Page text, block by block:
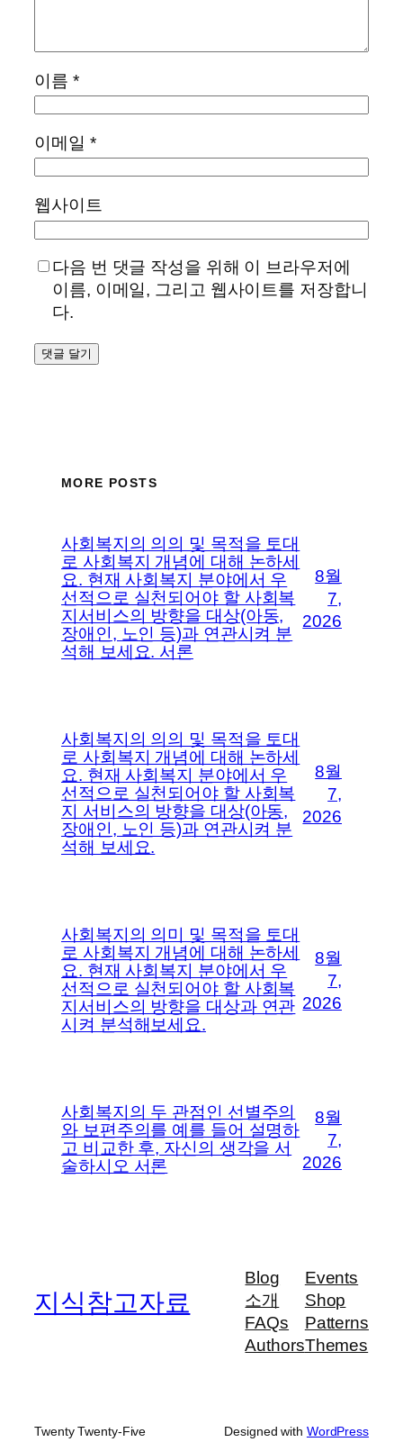
이름 *
이메일 *
웹사이트
다음 번 댓글 작성을 위해 이 브라우저에
이름, 이메일, 그리고 웹사이트를 저장합니
다.
MORE POSTS
사회복지의 의의 및 목적을 토대
로 사회복지 개념에 대해 논하세
요. 현재 사회복지 분야에서 우
선적으로 실천되어야 할 사회복
지서비스의 방향을 대상(아동,
장애인, 노인 등)과 연관시켜 분
석해 보세요. 서론
8월
7,
2026
사회복지의 의의 및 목적을 토대
로 사회복지 개념에 대해 논하세
요. 현재 사회복지 분야에서 우
선적으로 실천되어야 할 사회복
지 서비스의 방향을 대상(아동,
장애인, 노인 등)과 연관시켜 분
석해 보세요.
8월
7,
2026
사회복지의 의미 및 목적을 토대
로 사회복지 개념에 대해 논하세
요. 현재 사회복지 분야에서 우
선적으로 실천되어야 할 사회복
지서비스의 방향을 대상과 연관
시켜 분석해보세요.
8월
7,
2026
사회복지의 두 관점인 선별주의
와 보편주의를 예를 들어 설명하
고 비교한 후, 자신의 생각을 서
술하시오 서론
8월
7,
2026
지식참고자료
Blog
소개
FAQs
Authors
Events
Shop
Patterns
Themes
Twenty Twenty-Five Designed with WordPress